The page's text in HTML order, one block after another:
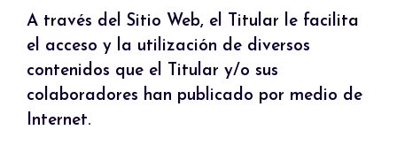
A través del Sitio Web, el Titular le facilita
el acceso y la utilización de diversos
contenidos que el Titular y/o sus
colaboradores han publicado por medio de
Internet.